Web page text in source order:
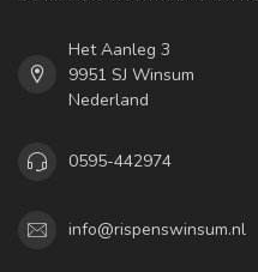
Het Aanleg 3
9951 SJ Winsum
Nederland
0595-442974
info@rispenswinsum.nl